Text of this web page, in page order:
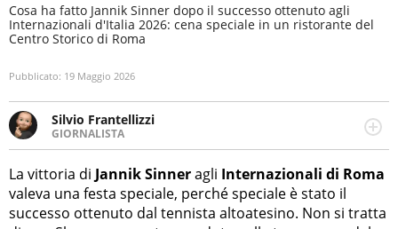
Cosa ha fatto Jannik Sinner dopo il successo ottenuto agli
Internazionali d'Italia 2026: cena speciale in un ristorante del
Centro Storico di Roma
Pubblicato: 19 Maggio 2026
Silvio Frantellizzi
GIORNALISTA
Giornalista pubblicista. Da oltre dieci anni si occupa di
informazione sul web, scrivendo di sport, attualità,
cronaca, motori, spettacolo e videogame.
La vittoria di Jannik Sinneragli Internazionali di Roma
valeva una festa speciale, perché speciale è stato il
successo ottenuto dal tennista altoatesino. Non si tratta